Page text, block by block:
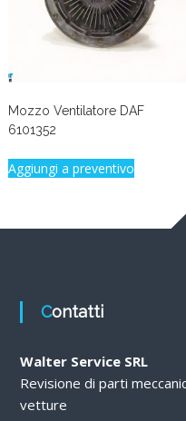
Mozzo Ventilatore DAF
6101352
Aggiungi a preventivo
Contatti
Walter Service SRL
Revisione di parti
vetture